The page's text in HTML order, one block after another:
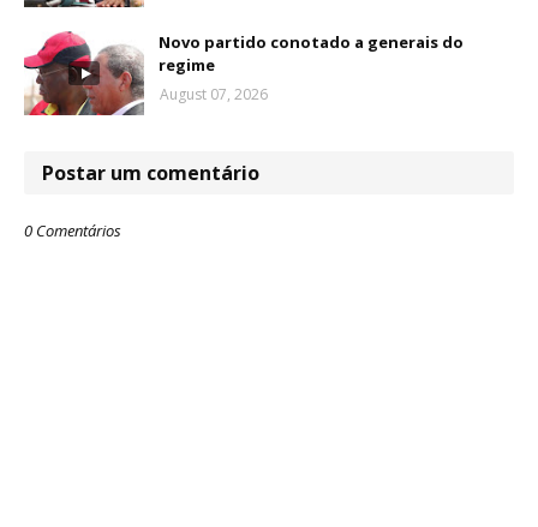
Novo partido conotado a generais do
regime
August 07, 2026
Postar um comentário
0 Comentários